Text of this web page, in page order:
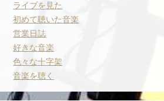
ライブを見た
初めて聴いた音楽
営業日誌
好きな音楽
色々な十字架
音楽を聴く